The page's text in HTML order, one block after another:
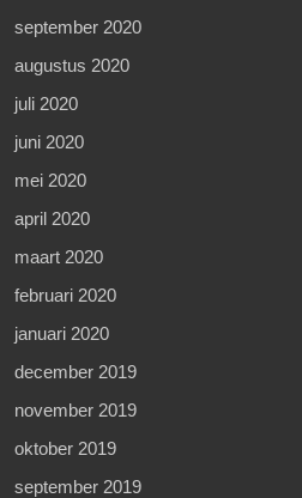
september 2020
augustus 2020
juli 2020
juni 2020
mei 2020
april 2020
maart 2020
februari 2020
januari 2020
december 2019
november 2019
oktober 2019
september 2019